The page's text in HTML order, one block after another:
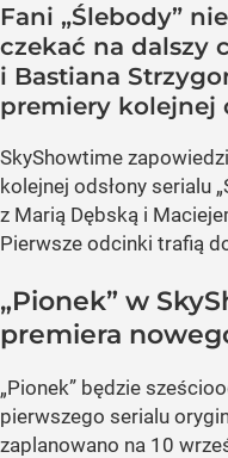
Fani „Ślebody”
czekać na dalszy
i Bastiana
premiery kolejnej
SkyShowtime
kolejnej odsłony serialu
z Marią Dębską i
Pierwsze odcinki trafią
„Pionek” w
premiera
„Pionek” będzie
pierwszego serialu
zaplanowano na 10